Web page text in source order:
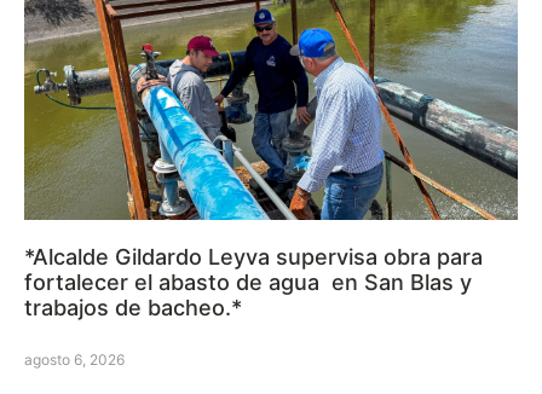
*Alcalde Gildardo Leyva supervisa obra para
fortalecer el abasto de agua en San Blas y
trabajos de bacheo.*
agosto 6, 2026